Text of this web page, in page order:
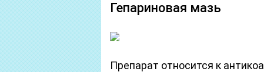
Гепариновая мазь
Препарат относится к